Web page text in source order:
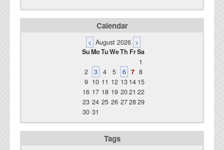
Calendar
< August 2026 >
SuMoTuWeTh FrSa
1
2
3 4 5 6 7 8
9 10 11 12 13 14 15
16 17 18 19 2021 22
23 24 25 26 272829
30 31
Tags